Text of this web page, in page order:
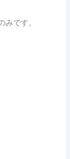
みです。